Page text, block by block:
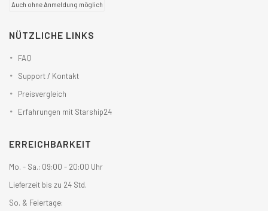
Auch ohne Anmeldung möglich
NÜTZLICHE LINKS
FAQ
Support / Kontakt
Preisvergleich
Erfahrungen mit Starship24
ERREICHBARKEIT
Mo. - Sa.: 09:00 - 20:00 Uhr
Lieferzeit bis zu 24 Std.
So. & Feiertage: